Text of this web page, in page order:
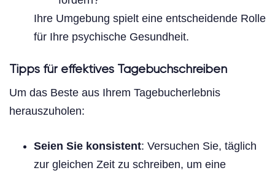
Ihre Umgebung spielt eine entscheidende Rolle
für Ihre psychische Gesundheit.
Tipps für effektives Tagebuchschreiben
Um das Beste aus Ihrem Tagebucherlebnis
herauszuholen:
Seien Sie konsistent: Versuchen Sie, täglich
zur gleichen Zeit zu schreiben, um eine